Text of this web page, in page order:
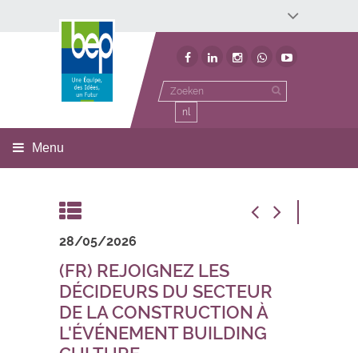
Développement économique
Développement territorial
nl
Menu
28/05/2026
(FR) REJOIGNEZ LES
DÉCIDEURS DU SECTEUR
DE LA CONSTRUCTION À
L'ÉVÉNEMENT BUILDING